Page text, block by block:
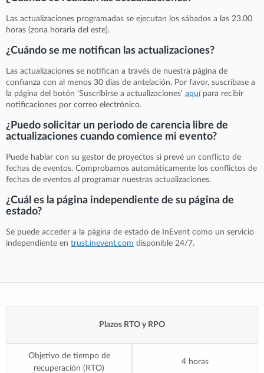
Las actualizaciones programadas se ejecutan los sábados a las 23.00
horas (zona horaria del este).
¿Cuándo se me notifican las actualizaciones?
Las actualizaciones se notifican a través de nuestra página de
confianza con al menos 30 días de antelación. Por favor, suscríbase a
la página del botón 'Suscribirse a actualizaciones' aquí para recibir
notificaciones por correo electrónico.
¿Puedo solicitar un periodo de carencia libre de
actualizaciones cuando comience mi evento?
Puede hablar con su gestor de proyectos si prevé un conflicto de
fechas de eventos. Comprobamos automáticamente los conflictos de
fechas de eventos al programar nuestras actualizaciones.
¿Cuál es la página independiente de su página de
estado?
Se puede acceder a la página de estado de InEvent como un servicio
independiente en trust.inevent.com disponible 24/7.
Plazos RTO y RPO
Objetivo de tiempo de
recuperación (RTO)
4 horas